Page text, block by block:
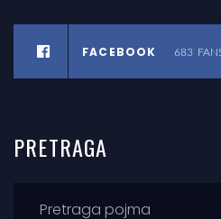
FACEBOOK 683
PRETRAGA